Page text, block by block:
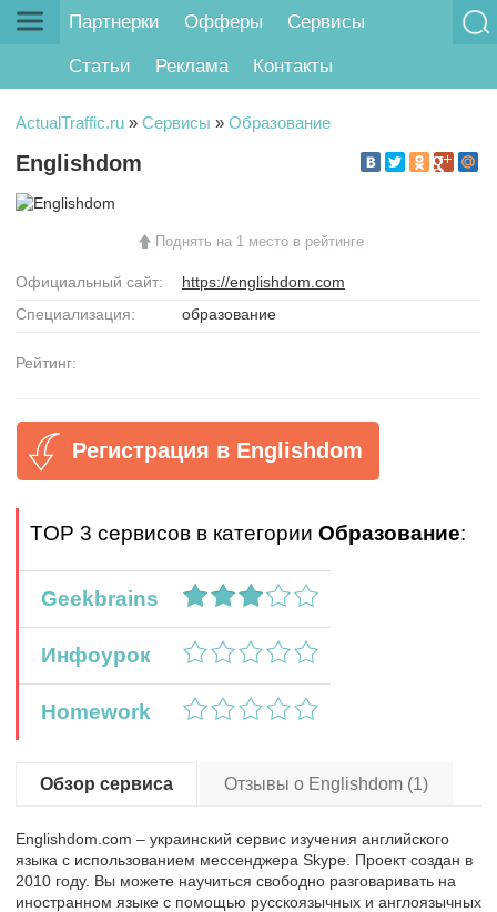
Партнерки Офферы Сервисы
Статьи Реклама Контакты
ActualTraffic.ru » Сервисы » Образование
Englishdom
Поднять на 1 место в рейтинге
Официальный сайт:
https://englishdom.com
Специализация:
образование
Рейтинг:
Регистрация в Englishdom
TOP 3 сервисов в категории Образование:
Geekbrains
Инфоурок
Homework
Обзор сервиса Отзывы о Englishdom (1)
Englishdom.com – украинский сервис изучения английского
языка с использованием мессенджера Skype. Проект создан в
2010 году. Вы можете научиться свободно разговаривать на
иностранном языке с помощью русскоязычных и англоязычных